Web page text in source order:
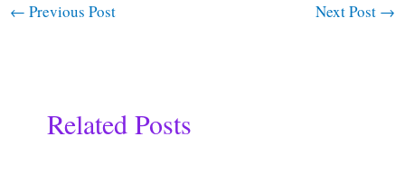
← Previous Post Next Post →
Related Posts